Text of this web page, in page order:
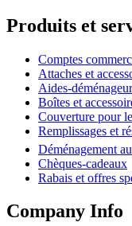
Produits et
Comptes
Attaches et
Aides-
Boîtes et
Couverture pour
Remplissages et
Déménagement
Chèques-cadeaux
Rabais et offres
Company Info